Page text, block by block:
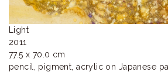
Light
2011
77.5 x 70.0 cm
pencil, pigment, acrylic on Japanese